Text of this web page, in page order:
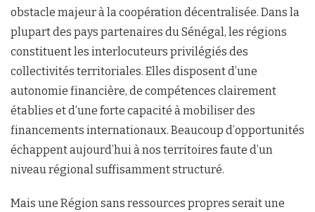
obstacle majeur à la coopération décentralisée. Dans la
plupart des pays partenaires du Sénégal, les régions
constituent les interlocuteurs privilégiés des
collectivités territoriales. Elles disposent d’une
autonomie financière, de compétences clairement
établies et d’une forte capacité à mobiliser des
financements internationaux. Beaucoup d’opportunités
échappent aujourd’hui à nos territoires faute d’un
niveau régional suffisamment structuré.
Mais une Région sans ressources propres serait une